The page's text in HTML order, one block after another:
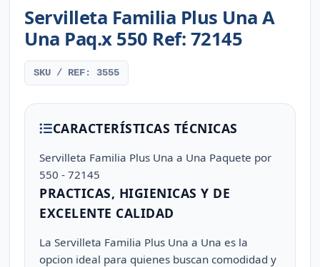
Servilleta Familia Plus Una A
Una Paq.x 550 Ref: 72145
SKU / REF: 3555
CARACTERÍSTICAS TÉCNICAS
Servilleta Familia Plus Una a Una Paquete por
550 - 72145
PRACTICAS, HIGIENICAS Y DE
EXCELENTE CALIDAD
La Servilleta Familia Plus Una a Una es la
opcion ideal para quienes buscan comodidad y